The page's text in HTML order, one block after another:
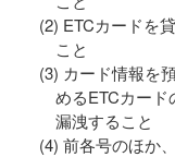
ETCカードを
こと
カード情報を
めるETCカード
漏洩すること
前各号のほか